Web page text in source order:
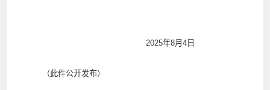
2025年8月4日
（此件公开发布）